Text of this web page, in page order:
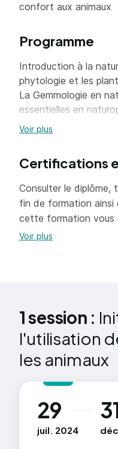
confort aux animaux
Programme
Introduction à la
phytologie et les
La Gemmologie en
essentielles en
en naturopathie
pour les animaux
=> En savoir plus
Voir plus
Certifications
Consulter le diplôme,
fin de formation ainsi
cette formation vous
Voir plus
1 session :
l'utilisation
les animaux
29
juil. 2024
au